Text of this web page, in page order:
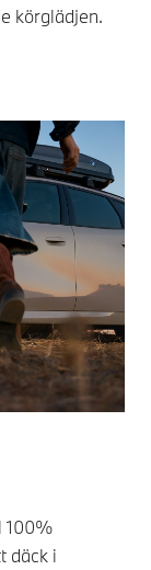
körglädjen.
100%
däck i